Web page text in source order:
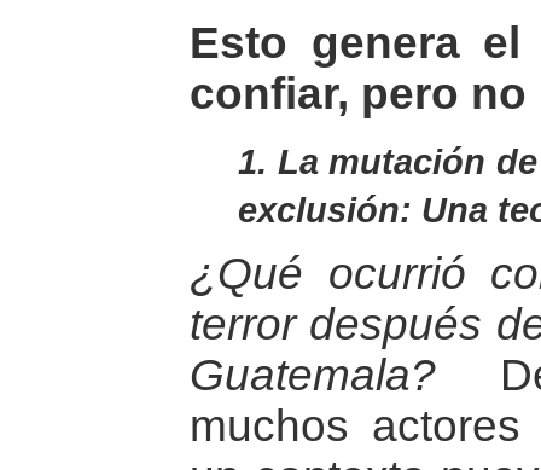
Esto genera
confiar, pero no
1. La mutación
exclusión: Una
¿Qué ocurrió
terror después
Guatemala?
muchos